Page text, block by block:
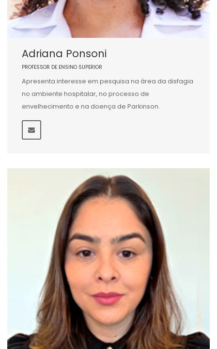
Adriana Ponsoni
PROFESSOR DE ENSINO SUPERIOR
Apresenta interesse em pesquisa na área da disfagia
no ambiente hospitalar, no processo de
envelhecimento e na doença de Parkinson.